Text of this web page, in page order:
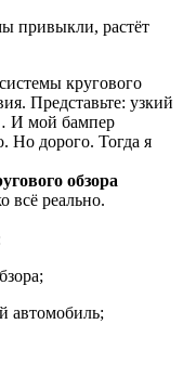
привыкли, растёт
кругового
Представьте: узкий
И мой бампер
Но дорого. Тогда я
обзора
всё реально.
автомобиль;